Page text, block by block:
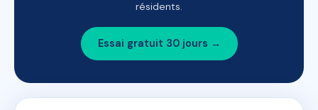
résidents.
Essai gratuit 30 jours →